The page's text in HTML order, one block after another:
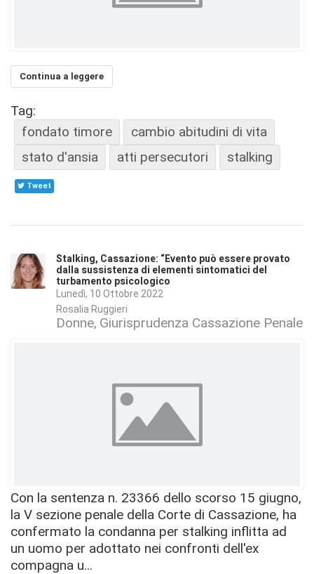
Continua a leggere
Tag:
fondato timore
cambio abitudini di vita
stato d'ansia
atti persecutori stalking
Tweet
Stalking, Cassazione: “Evento può essere provato
dalla sussistenza di elementi sintomatici del
turbamento psicologico
Lunedì, 10 Ottobre 2022
Rosalia Ruggieri
Donne Giurisprudenza Cassazione Penale
Con la sentenza n. 23366 dello scorso 15 giugno,
la V sezione penale della Corte di Cassazione, ha
confermato la condanna per stalking inflitta ad
un uomo per adottato nei confronti dell'ex
compagna u...